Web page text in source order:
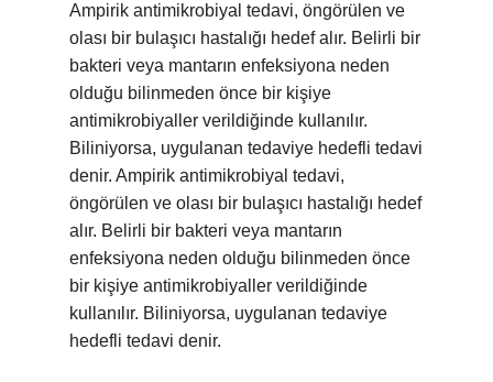
Ampirik antimikrobiyal tedavi, öngörülen ve
olası bir bulaşıcı hastalığı hedef alır. Belirli bir
bakteri veya mantarın enfeksiyona neden
olduğu bilinmeden önce bir kişiye
antimikrobiyaller verildiğinde kullanılır.
Biliniyorsa, uygulanan tedaviye hedefli tedavi
denir. Ampirik antimikrobiyal tedavi,
öngörülen ve olası bir bulaşıcı hastalığı hedef
alır. Belirli bir bakteri veya mantarın
enfeksiyona neden olduğu bilinmeden önce
bir kişiye antimikrobiyaller verildiğinde
kullanılır. Biliniyorsa, uygulanan tedaviye
hedefli tedavi denir.